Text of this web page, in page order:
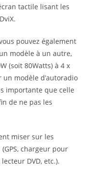
tactile lisant les
pouvez également
modèle à un autre,
(soit 80Watts) à 4 x
un modèle d’autoradio
importante que celle
de ne pas les
miser sur les
chargeur pour
DVD, etc.).